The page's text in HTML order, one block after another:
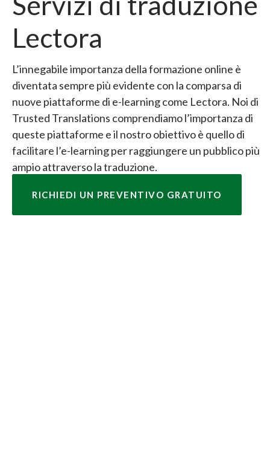
Lectora
L’innegabile importanza della formazione online è
diventata sempre più evidente con la comparsa di
nuove piattaforme di e-learning come Lectora. Noi di
Trusted Translations comprendiamo l’importanza di
queste piattaforme e il nostro obiettivo è quello di
facilitare l’e-learning per raggiungere un pubblico più
ampio attraverso la traduzione.
RICHIEDI UN PREVENTIVO GRATUITO